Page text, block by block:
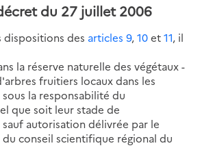
du 27 juillet 2006
dispositions des articles 9,10et11, il
la réserve naturelle des végétaux -
fruitiers locaux dans les
la responsabilité du
que soit leur stade de
autorisation délivrée par le
conseil scientifique régional du